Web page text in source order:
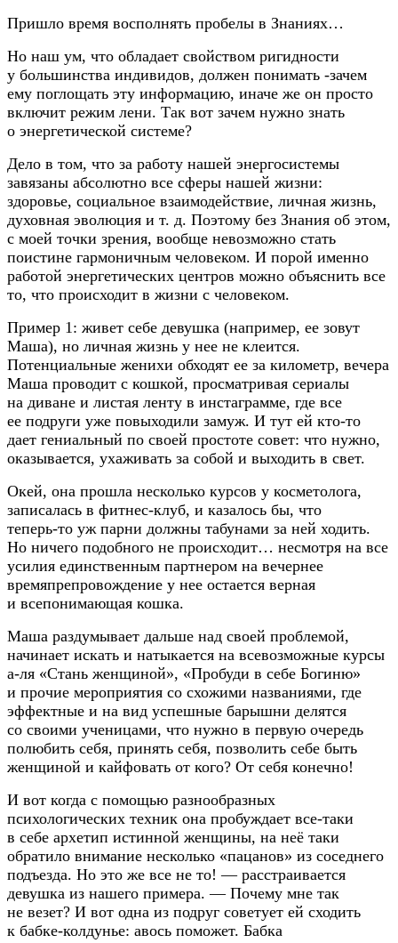
Пришло время восполнять пробелы в Знаниях…
Но наш ум, что обладает свойством ригидности
у большинства индивидов, должен понимать -зачем
ему поглощать эту информацию, иначе же он просто
включит режим лени. Так вот зачем нужно знать
о энергетической системе?
Дело в том, что за работу нашей энергосистемы
завязаны абсолютно все сферы нашей жизни:
здоровье, социальное взаимодействие, личная жизнь,
духовная эволюция и т. д. Поэтому без Знания об этом,
с моей точки зрения, вообще невозможно стать
поистине гармоничным человеком. И порой именно
работой энергетических центров можно объяснить все
то, что происходит в жизни с человеком.
Пример 1: живет себе девушка (например, ее зовут
Маша), но личная жизнь у нее не клеится.
Потенциальные женихи обходят ее за километр, вечера
Маша проводит с кошкой, просматривая сериалы
на диване и листая ленту в инстаграмме, где все
ее подруги уже повыходили замуж. И тут ей кто-то
дает гениальный по своей простоте совет: что нужно,
оказывается, ухаживать за собой и выходить в свет.
Окей, она прошла несколько курсов у косметолога,
записалась в фитнес-клуб, и казалось бы, что
теперь-то уж парни должны табунами за ней ходить.
Но ничего подобного не происходит… несмотря на все
усилия единственным партнером на вечернее
времяпрепровождение у нее остается верная
и всепонимающая кошка.
Маша раздумывает дальше над своей проблемой,
начинает искать и натыкается на всевозможные курсы
а-ля «Стань женщиной», «Пробуди в себе Богиню»
и прочие мероприятия со схожими названиями, где
эффектные и на вид успешные барышни делятся
со своими ученицами, что нужно в первую очередь
полюбить себя, принять себя, позволить себе быть
женщиной и кайфовать от кого? От себя конечно!
И вот когда с помощью разнообразных
психологических техник она пробуждает все-таки
в себе архетип истинной женщины, на неё таки
обратило внимание несколько «пацанов» из соседнего
подъезда. Но это же все не то! — расстраивается
девушка из нашего примера. — Почему мне так
не везет? И вот одна из подруг советует ей сходить
к бабке-колдунье: авось поможет. Бабка